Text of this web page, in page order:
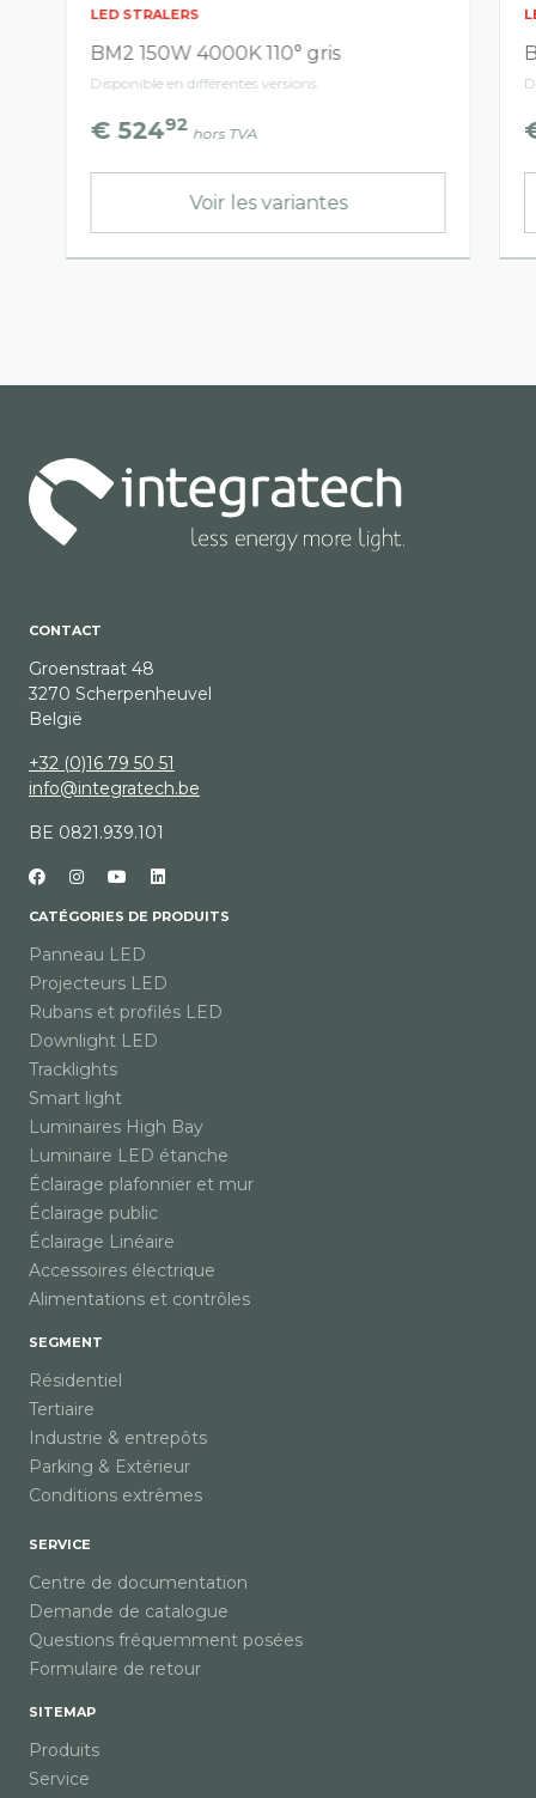
LED STRALERS
BM2 150W 4000K 110° gris
Disponible en différentes versions
€ 52492 hors TVA
Voir les variantes
CONTACT
Groenstraat 48
3270 Scherpenheuvel
België
+32 (0)16 79 50 51
info@integratech.be
BE 0821.939.101
CATÉGORIES DE PRODUITS
Panneau LED
Projecteurs LED
Rubans et profilés LED
Downlight LED
Tracklights
Smart light
Luminaires High Bay
Luminaire LED étanche
Éclairage plafonnier et mur
Éclairage public
Éclairage Linéaire
Accessoires électrique
Alimentations et contrôles
SEGMENT
Résidentiel
Tertiaire
Industrie & entrepôts
Parking & Extérieur
Conditions extrêmes
SERVICE
Centre de documentation
Demande de catalogue
Questions fréquemment posées
Formulaire de retour
SITEMAP
Produits
Service